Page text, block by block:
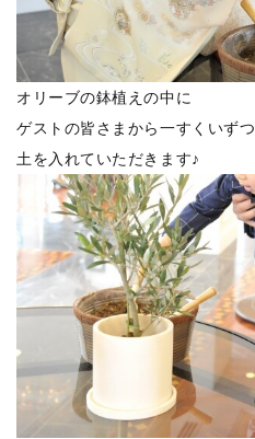
オリーブの鉢植えの中に
ゲストの皆さまから一すくいずつ
土を入れていただきます♪